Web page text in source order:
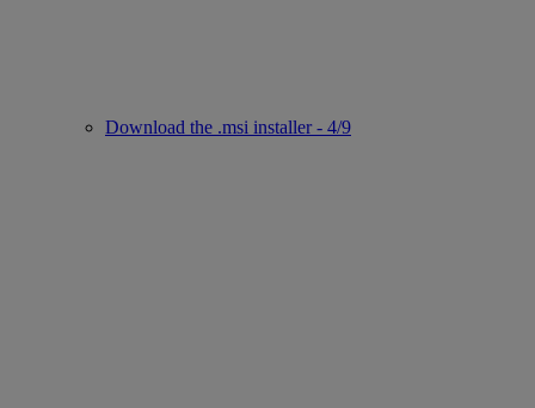
Download the .msi installer - 4/9